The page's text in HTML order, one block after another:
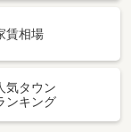
賃相場
気タウン
ンキング